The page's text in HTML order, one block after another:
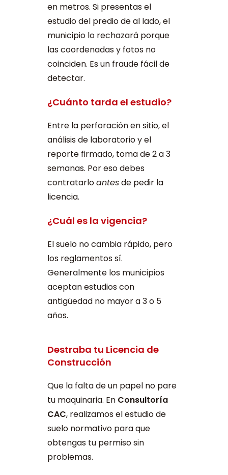
en metros. Si presentas el
estudio del predio de al lado, el
municipio lo rechazará porque
las coordenadas y fotos no
coinciden. Es un fraude fácil de
detectar.
¿Cuánto tarda el estudio?
Entre la perforación en sitio, el
análisis de laboratorio y el
reporte firmado, toma de 2 a 3
semanas. Por eso debes
contratarloantesde pedir la
licencia.
¿Cuál es la vigencia?
El suelo no cambia rápido, pero
los reglamentos sí.
Generalmente los municipios
aceptan estudios con
antigüedad no mayor a 3 o 5
años.
Destraba tu Licencia de
Construcción
Que la falta de un papel no pare
tu maquinaria. En Consultoría
CAC, realizamos el estudio de
suelo normativo para que
obtengas tu permiso sin
problemas.